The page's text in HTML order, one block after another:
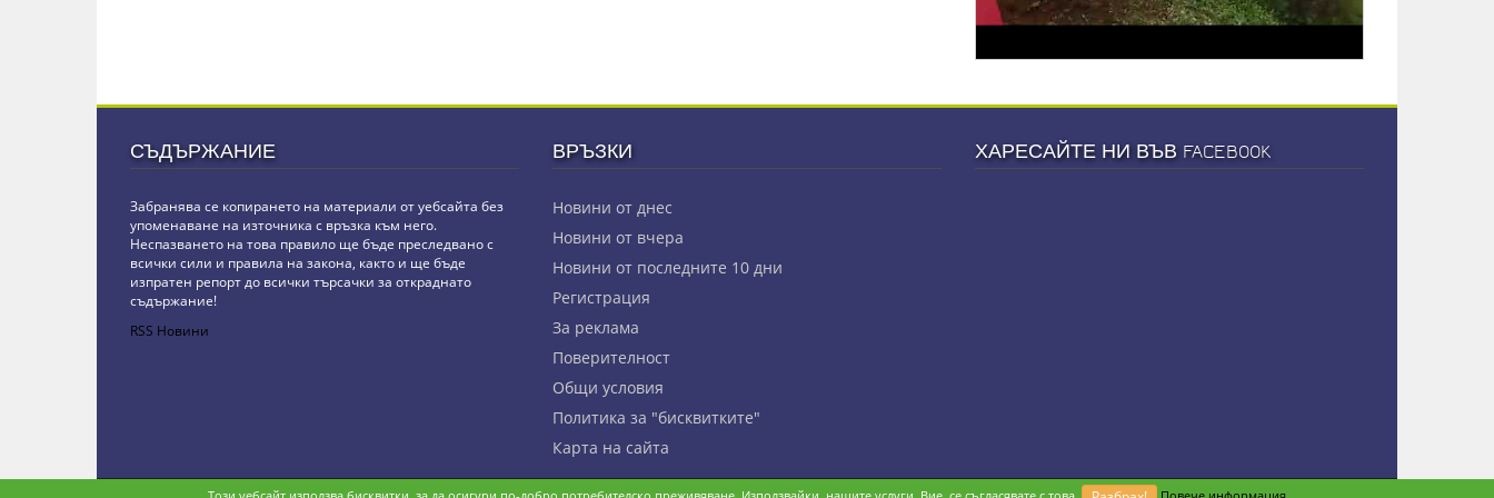
СЪДЪРЖАНИЕ
Забранява се копирането на материали от уебсайта без
упоменаване на източника с връзка към него.
Неспазването на това правило ще бъде преследвано с
всички сили и правила на закона, както и ще бъде
изпратен репорт до всички търсачки за откраднато
съдържание!
RSS Новини
ВРЪЗКИ
Новини от днес
Новини от вчера
Новини от последните 10 дни
Регистрация
За реклама
Πoвepитeлнocт
Общи условия
Политика за "бисквитките"
Карта на сайта
ХАРЕСАЙТЕ НИ ВЪВ FACEBOOK
Copyright © stz24.com. Developed by BPage CMS.